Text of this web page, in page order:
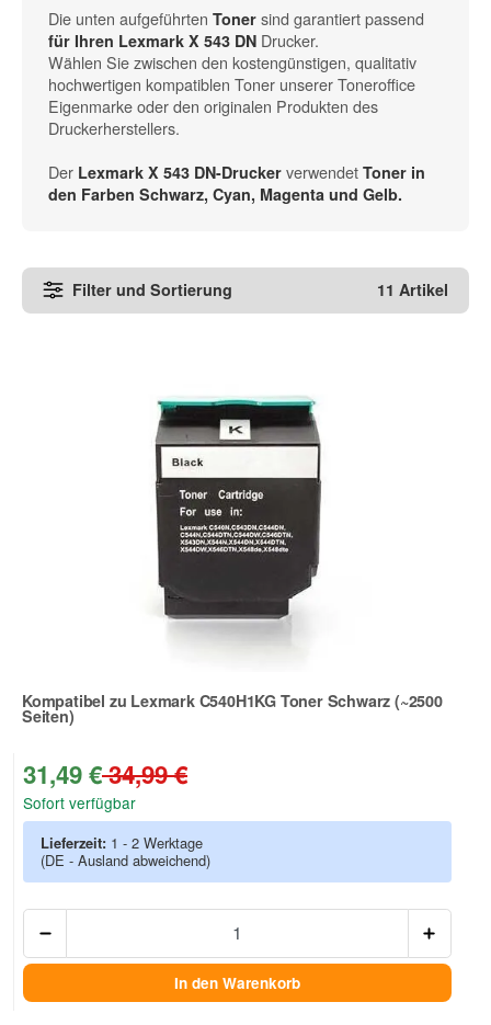
Die unten aufgeführten Toner sind garantiert passend
für Ihren Lexmark X 543 DN Drucker.
Wählen Sie zwischen den kostengünstigen, qualitativ
hochwertigen kompatiblen Toner unserer Toneroffice
Eigenmarke oder den originalen Produkten des
Druckerherstellers.
Der Lexmark X 543 DN-Drucker verwendet Toner in
den Farben Schwarz, Cyan, Magenta und Gelb.
Filter und Sortierung 11 Artikel
Kompatibel zu Lexmark C540H1KG Toner Schwarz (~2500
Seiten)
Zur Artikelbewertung
31,49 €34,99 €
Sofort verfügbar
Lieferzeit: 1 - 2 Werktage
(DE - Ausland abweichend)
In den Warenkorb